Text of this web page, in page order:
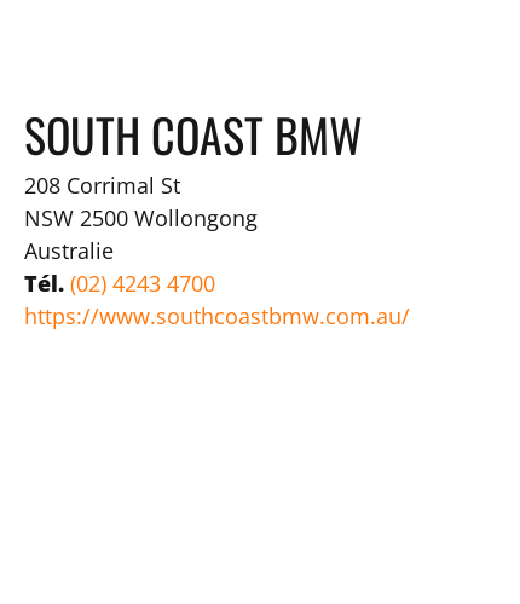
SOUTH COAST BMW
208 Corrimal St
NSW 2500 Wollongong
Australie
Tél. (02) 4243 4700
https://www.southcoastbmw.com.au/